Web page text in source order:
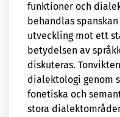
funktioner och
behandlas
utveckling mot ett
betydelsen av
diskuteras.
dialektologi genom
fonetiska och
stora